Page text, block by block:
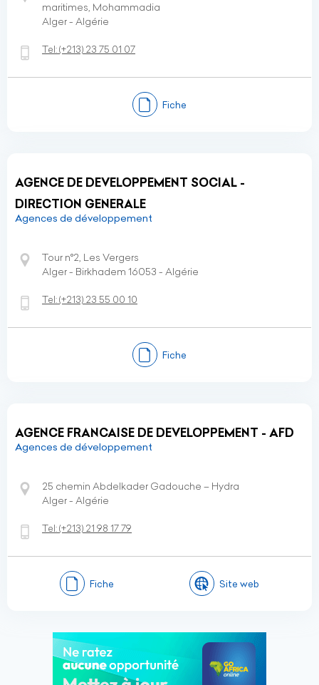
maritimes, Mohammadia
Alger - Algérie
Tel:(+213) 23 75 01 07
Fiche
AGENCE DE DEVELOPPEMENT SOCIAL -
DIRECTION GENERALE
Agences de développement
Tour n°2, Les Vergers
Alger - Birkhadem 16053 - Algérie
Tel:(+213) 23 55 00 10
Fiche
AGENCE FRANCAISE DE DEVELOPPEMENT - AFD
Agences de développement
25 chemin Abdelkader Gadouche – Hydra
Alger - Algérie
Tel:(+213) 21 98 17 79
Fiche Site web